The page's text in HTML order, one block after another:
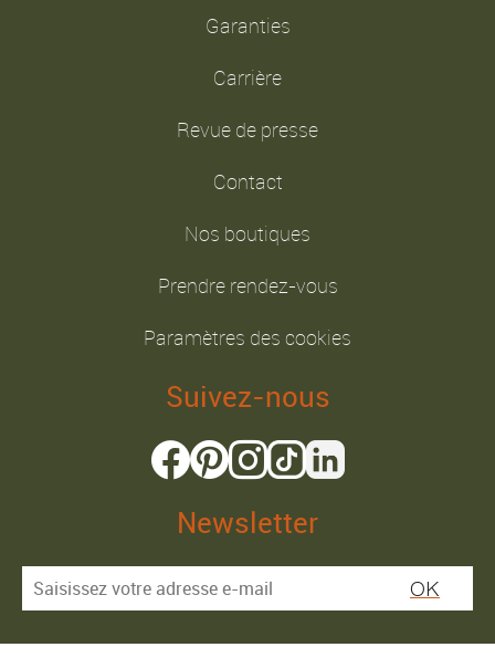
Garanties
Carrière
Revue de presse
Contact
Nos boutiques
Prendre rendez-vous
Paramètres des cookies
Suivez-nous
Newsletter
OK